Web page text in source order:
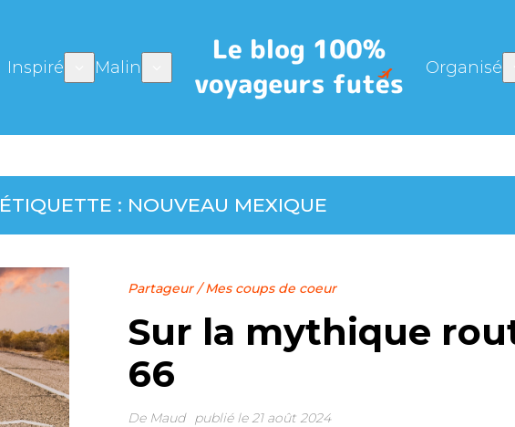
Inspiré Malin Organisé
ÉTIQUETTE : NOUVEAU MEXIQUE
Partageur/Mes coups de coeur
Sur la mythique
66
De Maud publié le 21 août 2024